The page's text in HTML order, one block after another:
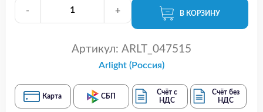
- + В КОРЗИНУ
Артикул: ARLT_047515
Arlight (Россия)
Карта СБП
Счёт с
НДС
Счёт без
НДС